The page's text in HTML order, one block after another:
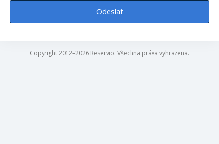
Odeslat
Copyright 2012–2026 Reservio. Všechna práva vyhrazena.